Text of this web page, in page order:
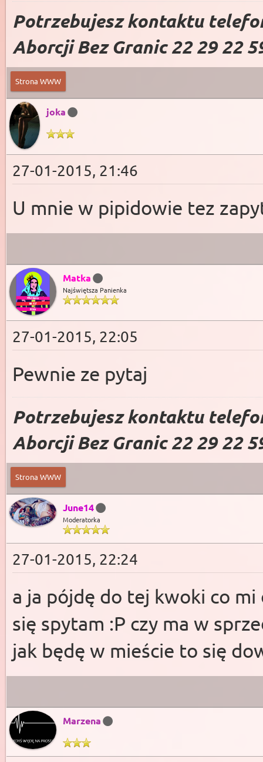
Potrzebujesz kontaktu
Aborcji Bez Granic 22 29 22
Strona WWW
joka
27-01-2015, 21:46
U mnie w pipidowie tez
Matka
Najświętsza Panienka
27-01-2015, 22:05
Pewnie ze pytaj
Potrzebujesz kontaktu
Aborcji Bez Granic 22 29 22
Strona WWW
June14
Moderatorka
27-01-2015, 22:24
a ja pójdę do tej kwoki co
się spytam :P czy ma w
jak będę w mieście to się
Marzena